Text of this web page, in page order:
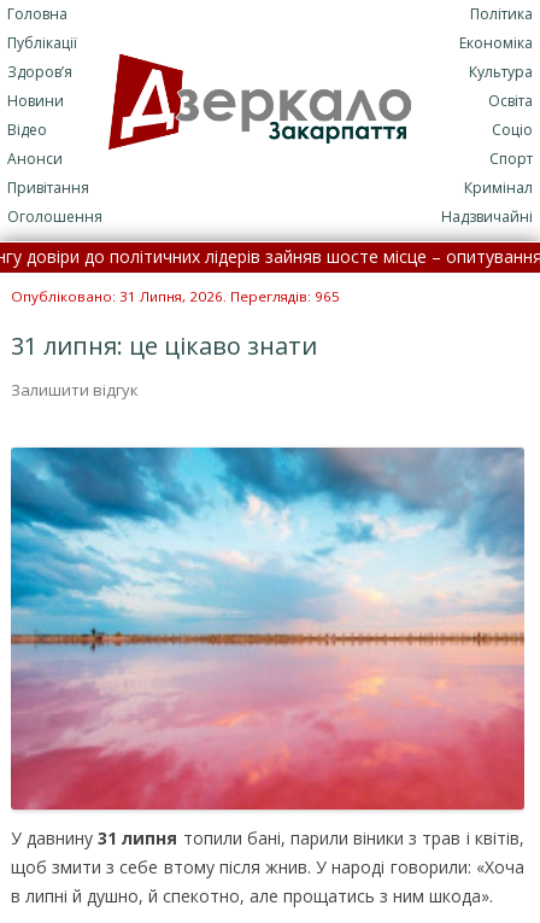
Головна
Публікації
Здоров’я
Новини
Відео
Анонси
Привітання
Оголошення
Політика
Економіка
Культура
Освіта
Соціо
Спорт
Кримінал
Надзвичайні
до політичних лідерів зайняв шосте місце – опитування •
потрапити до лікарні стане складніше• На Закарпатті
Опубліковано: 31 Липня, 2026. Переглядів: 965
31 липня: це цікаво знати
Залишити відгук
У давнину31 липня топили бані, парили віники з трав і квітів,
щоб змити з себе втому після жнив. У народі говорили: «Хоча
в липні й душно, й спекотно, але прощатись з ним шкода».